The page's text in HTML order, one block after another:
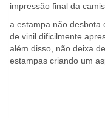
impressão final da
a estampa não desbota
de vinil dificilmente
além disso, não deixa
estampas criando um